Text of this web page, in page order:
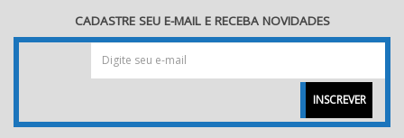
CADASTRE SEU E-MAIL E RECEBA NOVIDADES
INSCREVER